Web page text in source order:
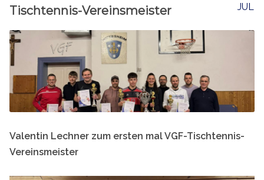
JUL
Tischtennis-Vereinsmeister
Valentin Lechner zum ersten mal VGF-Tischtennis-
Vereinsmeister